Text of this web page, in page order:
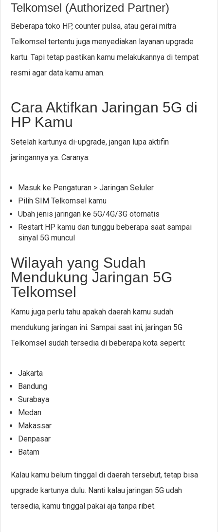
Telkomsel (Authorized Partner)
Beberapa toko HP, counter pulsa, atau gerai mitra
Telkomsel tertentu juga menyediakan layanan upgrade
kartu. Tapi tetap pastikan kamu melakukannya di tempat
resmi agar data kamu aman.
Cara Aktifkan Jaringan 5G di
HP Kamu
Setelah kartunya di-upgrade, jangan lupa aktifin
jaringannya ya. Caranya:
Masuk ke Pengaturan > Jaringan Seluler
Pilih SIM Telkomsel kamu
Ubah jenis jaringan ke 5G/4G/3G otomatis
Restart HP kamu dan tunggu beberapa saat sampai
sinyal 5G muncul
Wilayah yang Sudah
Mendukung Jaringan 5G
Telkomsel
Kamu juga perlu tahu apakah daerah kamu sudah
mendukung jaringan ini. Sampai saat ini, jaringan 5G
Telkomsel sudah tersedia di beberapa kota seperti:
Jakarta
Bandung
Surabaya
Medan
Makassar
Denpasar
Batam
Kalau kamu belum tinggal di daerah tersebut, tetap bisa
upgrade kartunya dulu. Nanti kalau jaringan 5G udah
tersedia, kamu tinggal pakai aja tanpa ribet.